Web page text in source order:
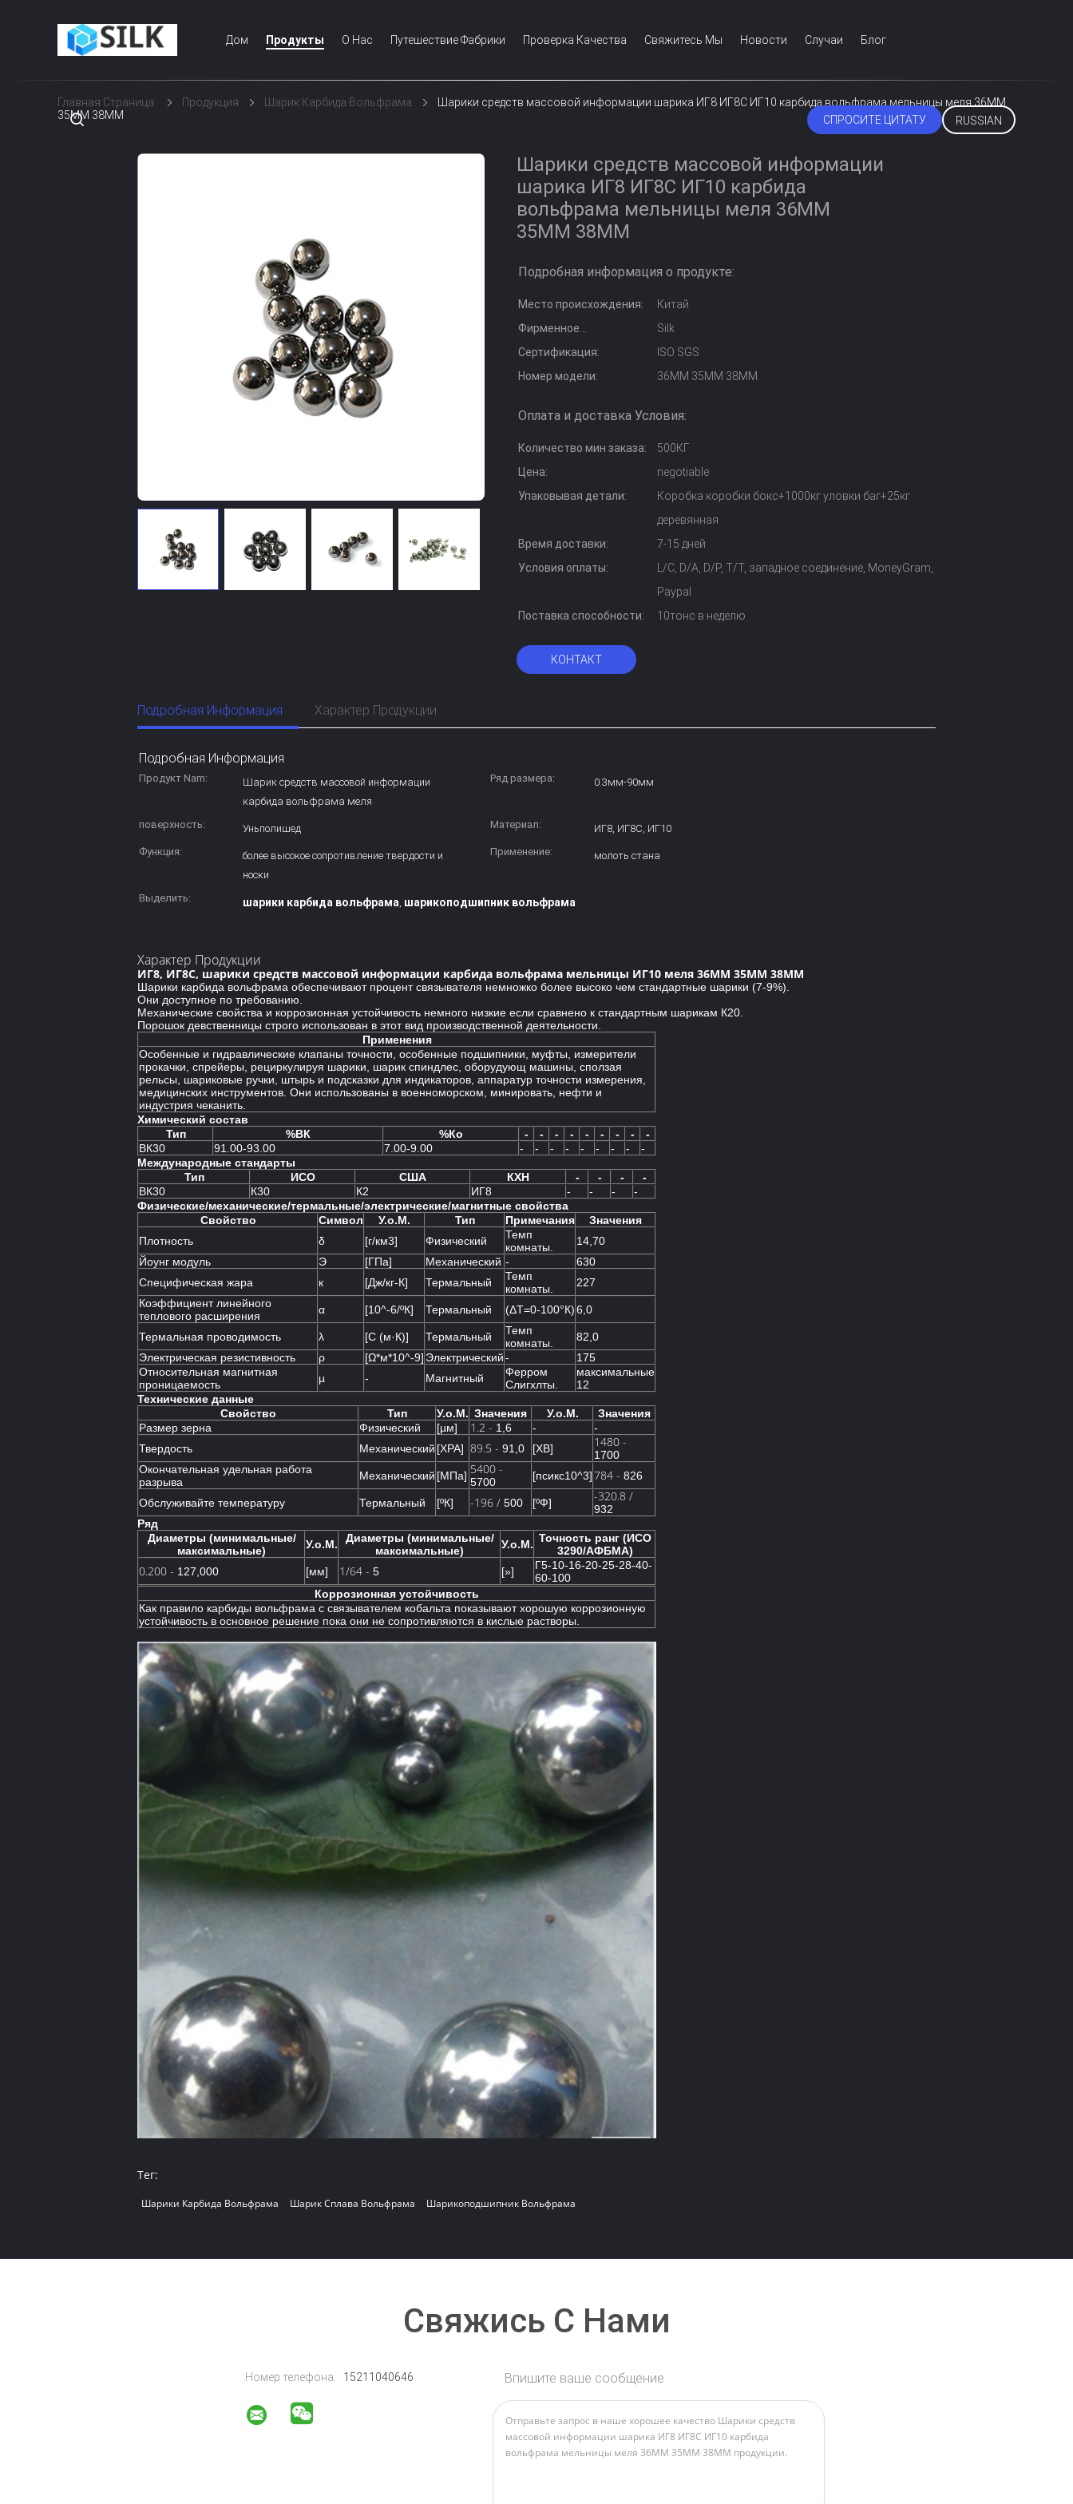
Дом Продукты О Нас Путешествие Фабрики Проверка Качества Свяжитесь Мы Новости Случаи Блог
СПРОСИТЕ ЦИТАТУ RUSSIAN
Главная Страница Продукция Шарик Карбида Вольфрама
Шарики средств массовой информации шарика ИГ8 ИГ8С ИГ10 карбида вольфрама мельницы меля 36ММ
35ММ 38ММ
Шарики средств массовой информации
шарика ИГ8 ИГ8С ИГ10 карбида
вольфрама мельницы меля 36ММ
35ММ 38ММ
Подробная информация о продукте:
Место происхождения:
Китай
Фирменное
наименование:
Silk
Сертификация:
ISO SGS
Номер модели:
36ММ 35ММ 38ММ
Оплата и доставка Условия:
Количество мин заказа:
500КГ
Цена:
negotiable
Упаковывая детали:
Коробка коробки бокс+1000кг уловки баг+25кг
деревянная
Время доставки:
7-15 дней
Условия оплаты:
L/C, D/A, D/P, T/T, западное соединение, MoneyGram,
Paypal
Поставка способности:
10тонс в неделю
КОНТАКТ
Подробная Информация Характер Продукции
Подробная Информация
Продукт Nam:
Шарик средств массовой информации
карбида вольфрама меля
Ряд размера: 0.3мм-90мм
поверхность: Уньполишед Материал:
ИГ8, ИГ8С, ИГ10
Функция:
более высокое сопротивление твердости и
носки
Применение: молоть стана
Выделить: шарики карбида вольфрама, шарикоподшипник вольфрама
Характер Продукции
ИГ8, ИГ8С, шарики средств массовой информации карбида вольфрама мельницы ИГ10 меля 36ММ 35ММ 38ММ
Шарики карбида вольфрама обеспечивают процент связывателя немножко более высоко чем стандартные шарики (7-9%).
Они доступное по требованию.
Механические свойства и коррозионная устойчивость немного низкие если сравнено к стандартным шарикам К20.
Порошок девственницы строго использован в этот вид производственной деятельности.
Применения
Особенные и гидравлические клапаны точности, особенные подшипники, муфты, измерители
прокачки, спрейеры, рециркулируя шарики, шарик спиндлес, оборудующ машины, сползая
рельсы, шариковые ручки, штырь и подсказки для индикаторов, аппаратур точности измерения,
медицинских инструментов. Они использованы в военноморском, минировать, нефти и
индустрия чеканить.
Химический состав
Тип
%ВК %Ко - - - - - - - -
-
ВК30
91.00-93.00 7.00-9.00 - - - - - - - -
-
Международные стандарты
Тип
ИСО США КХН - - -
-
ВК30
К30 К2 ИГ8 - - -
-
Физические/механические/термальные/электрические/магнитные свойства
Свойство
Символ У.о.М. Тип Примечания
Значения
Плотность
δ [г/км3] Физический
Темп
комнаты.
14,70
Йоунг модуль
Э [ГПа] Механический -
630
Специфическая жара
к [Дж/кг-К] Термальный
Темп
комнаты.
227
Коэффициент линейного
теплового расширения
α [10^-6/ºК] Термальный (ΔТ=0-100°К)6,0
Термальная проводимость λ [С (м·К)] Термальный
Темп
комнаты.
82,0
Электрическая резистивность
ρ [Ω*м*10^-9] Электрический-
175
Относительная магнитная
проницаемость
µ - Магнитный
Ферром
Слигхлты.
максимальные
12
Технические данные
Свойство
Тип У.о.М. Значения У.о.М.
Значения
Размер зерна
Физический [µм] 1.2 - 1,6 -
-
Твердость
Механический [ХРА] 89.5 - 91,0 [ХВ] 1480 -
1700
Окончательная удельная работа
разрыва
Механический [МПа] 5400 -
5700 [псикс10^3]784 - 826
Обслуживайте температуру Термальный [ºК] -196 / 500 [ºФ] -320.8 /
932
Ряд
Диаметры (минимальные/
максимальные)
У.о.М.
Диаметры (минимальные/
максимальные)
У.о.М. Точность ранг (ИСО
3290/АФБМА)
0.200 - 127,000 [мм] 1/64 - 5 [»]
Г5-10-16-20-25-28-40-
60-100
Коррозионная устойчивость
Как правило карбиды вольфрама с связывателем кобальта показывают хорошую коррозионную
устойчивость в основное решение пока они не сопротивляются в кислые растворы.
Тег:
Шарики Карбида Вольфрама Шарик Сплава Вольфрама Шарикоподшипник Вольфрама
Свяжись С Нами
Номер телефона: 15211040646 Впишите ваше сообщение